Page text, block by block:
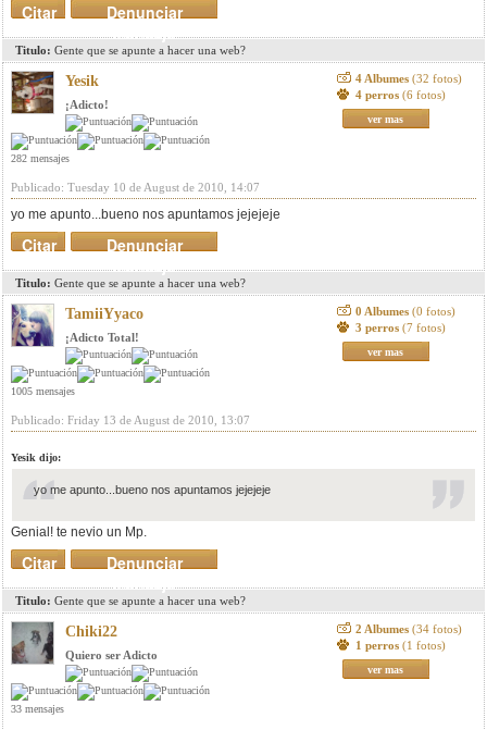
Denunciar
mensaje
Citar
Titulo: Gente que se apunte a hacer una web?
Yesik
¡Adicto!
282 mensajes
4 Albumes (32 fotos)
4 perros (6 fotos)
ver mas
Publicado: Tuesday 10 de August de 2010, 14:07
yo me apunto...bueno nos apuntamos jejejeje
Denunciar
mensaje
Citar
Titulo: Gente que se apunte a hacer una web?
TamiiYyaco
¡Adicto Total!
1005 mensajes
0 Albumes (0 fotos)
3 perros (7 fotos)
ver mas
Publicado: Friday 13 de August de 2010, 13:07
Yesik dijo:
yo me apunto...bueno nos apuntamos jejejeje
Genial! te nevio un Mp.
Denunciar
mensaje
Citar
Titulo: Gente que se apunte a hacer una web?
Chiki22
Quiero ser Adicto
33 mensajes
2 Albumes (34 fotos)
1 perros (1 fotos)
ver mas